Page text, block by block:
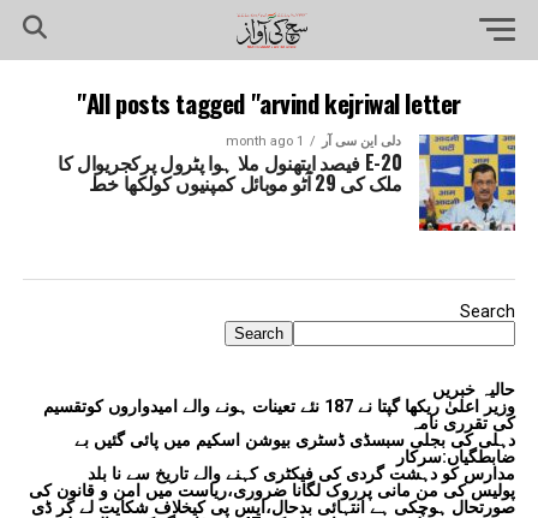
All posts tagged "arvind kejriwal letter"
دلی این سی آر 1 month ago
E-20 فیصد ایتھنول ملا ہوا پٹرول پرکجریوال کا
ملک کی 29 آٹو موبائل کمپنیوں کولکھا خط
Search
Search
حالیہ خبریں
وزیر اعلیٰ ریکھا گپتا نے 187 نئے تعینات ہونے والے امیدواروں کوتقسیم
کی تقرری نامہ
دہلی کی بجلی سبسڈی ڈسٹری بیوشن اسکیم میں پائی گئیں بے
ضابطگیاں:سرکار
مدارس کو دہشت گردی کی فیکٹری کہنے والے تاریخ سے نا بلد
پولیس کی من مانی پرروک لگانا ضروری،ریاست میں امن و قانون کی
صورتحال ہوچکی ہے انتہائی بدحال،ایس پی کیخلاف شکایت لے کر ڈی